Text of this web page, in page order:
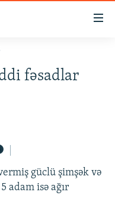
fəsadlar
güclü şimşək və
adam isə ağır